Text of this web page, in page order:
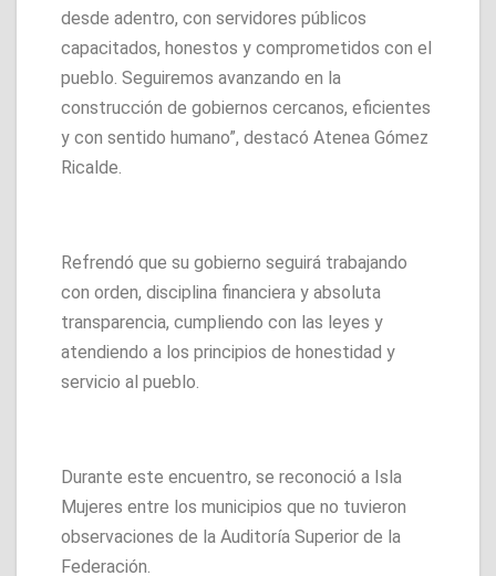
desde adentro, con servidores públicos
capacitados, honestos y comprometidos con el
pueblo. Seguiremos avanzando en la
construcción de gobiernos cercanos, eficientes
y con sentido humano”, destacó Atenea Gómez
Ricalde.
Refrendó que su gobierno seguirá trabajando
con orden, disciplina financiera y absoluta
transparencia, cumpliendo con las leyes y
atendiendo a los principios de honestidad y
servicio al pueblo.
Durante este encuentro, se reconoció a Isla
Mujeres entre los municipios que no tuvieron
observaciones de la Auditoría Superior de la
Federación.